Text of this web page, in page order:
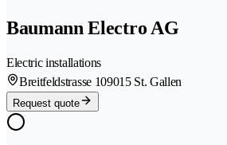
Baumann Electro AG
Electric installations
Breitfeldstrasse 109015 St. Gallen
Request quote